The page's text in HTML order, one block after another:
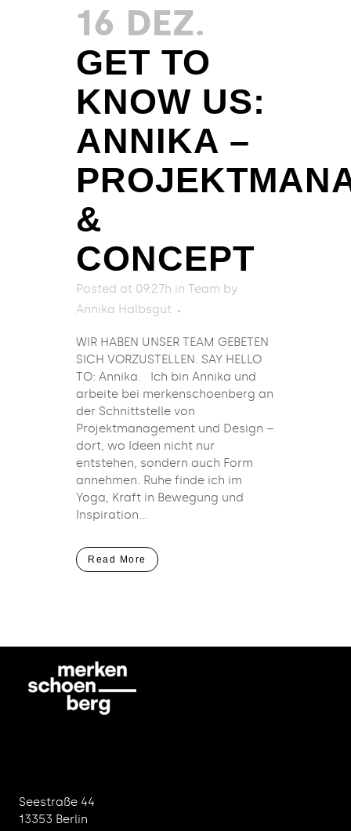
16 DEZ.
GET TO
KNOW US:
ANNIKA –
&
CONCEPT
Posted at 09:27h in Team by
Annika Halbsgut
WIR HABEN UNSER TEAM GEBETEN
SICH VORZUSTELLEN. SAY HELLO
TO: Annika. Ich bin Annika und
arbeite bei merkenschoenberg an
der Schnittstelle von
Projektmanagement und Design –
dort, wo Ideen nicht nur
entstehen, sondern auch Form
annehmen. Ruhe finde ich im
Yoga, Kraft in Bewegung und
Inspiration...
Read More
Seestraße 44
13353 Berlin